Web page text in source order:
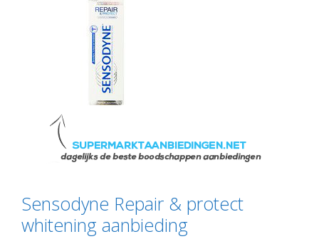
Sensodyne Repair & protect
whitening aanbieding